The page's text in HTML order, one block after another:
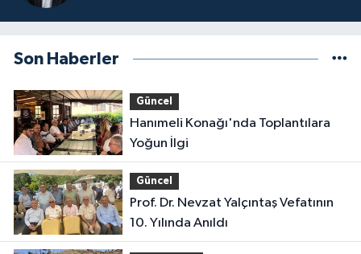
Son Haberler
Güncel
Hanımeli Konağı'nda Toplantılara
Yoğun İlgi
Güncel
Prof. Dr. Nevzat Yalçıntaş Vefatının
10. Yılında Anıldı